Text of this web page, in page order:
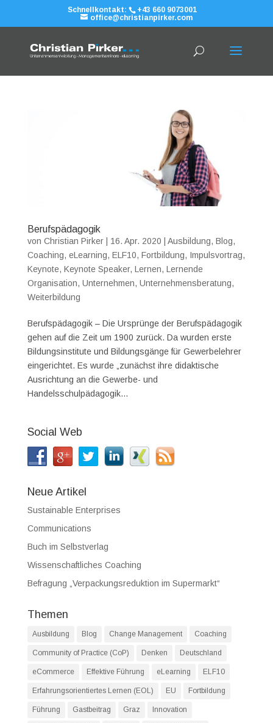
Schnellkontakt:
+43 660 9073001
office@christianpirker.com
Berufspädagogik
von Christian Pirker| 16. Apr. 2020 Ausbildung, Blog,
Coaching, eLearning, ELF10, Fortbildung, Impulsvortrag,
Keynote, Keynote Speaker, Lernen, Lernende
Organisation, Unternehmen, Unternehmensberatung,
Weiterbildung
Berufspädagogik – Die Ursprünge der Berufspädagogik
gehen auf die Zeit um 1900 zurück. Da wurden erste
Bildungsinstitute und Bildungsgänge für Gewerbelehrer
eingerichtet. Es wurde „zunächst ihre didaktische
Ausrichtung an die Gewerbe- und
Handelsschulpädagogik...
Social Web
Neue Artikel
Sustainable Enterprises
Communications
Buch im Selbstverlag
Wissenschaftliches Coaching
Befragung „Verpackungsreduktion im Supermarkt“
Themen
Ausbildung Blog Change Management Coaching
Community of Practice (CoP) Denken Deutschland
eCommerce Effektive Führung eLearning ELF10
Erfahrungsorientiertes Lernen (EOL) EU Fortbildung
Führung Gastbeitrag Graz Innovation